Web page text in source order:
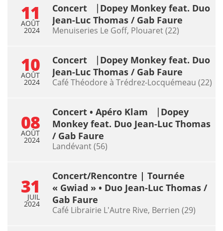
11
AOÛT
2024
Concert ⎹ Dopey Monkey feat. Duo
Jean-Luc Thomas / Gab Faure
Menuiseries Le Goff, Plouaret (22)
10
AOÛT
2024
Concert ⎹ Dopey Monkey feat. Duo
Jean-Luc Thomas / Gab Faure
Café Théodore à Trédrez-Locquémeau (22)
08
AOÛT
2024
Concert • Apéro Klam ⎹ Dopey
Monkey feat. Duo Jean-Luc Thomas
/ Gab Faure
Landévant (56)
31
JUIL
2024
Concert/Rencontre | Tournée
« Gwiad » • Duo Jean-Luc Thomas /
Gab Faure
Café Librairie L'Autre Rive, Berrien (29)